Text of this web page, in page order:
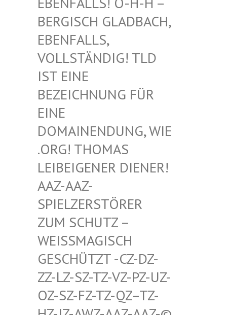
CH GLADBACH, EBENFA
LLS, VOLLST
ÄNDIG! TLD IST EI
NE BEZEIC
HNUNG FÜR EINE D
OMAIN
ENDUNG, WIE .ORG!
THOMAS LEIBEI
GENER DIENER! AAZ-AA
Z-SPIELZ
ERSTÖRER ZUM SC
HUTZ – WEISSMA
GISCH GESCHÜT
ZT -CZ-DZ-ZZ-LZ-S
Z-TZ-VZ-PZ-UZ-OZ-SZ-F
Z-TZ-QZ–TZ-HZ-JZ-A